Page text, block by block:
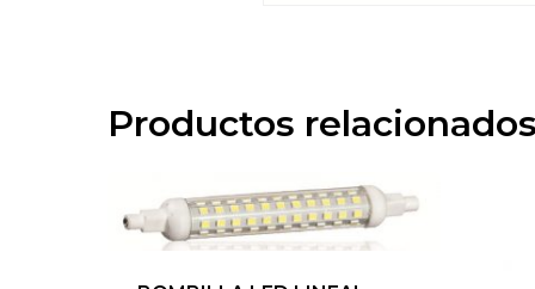
Productos